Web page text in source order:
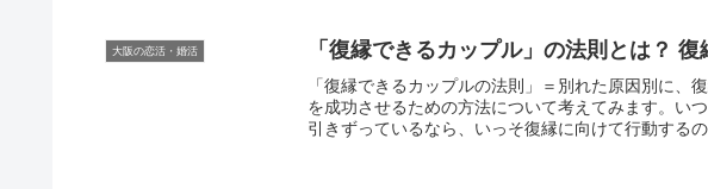
大阪の恋活・婚活 「復縁できるカップル」の法則とは？
「復縁できるカップルの法則」＝別れた原因別に、
を成功させるための方法について考えてみます。い
引きずっているなら、いっそ復縁に向けて行動する